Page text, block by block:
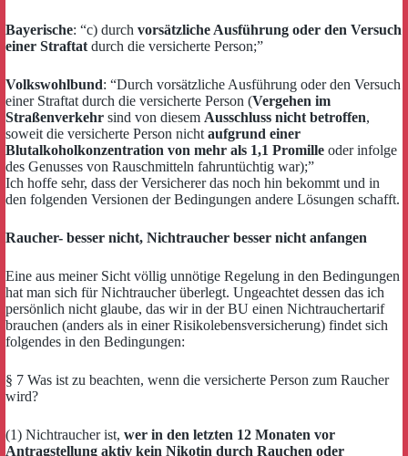
Bayerische: “c) durch vorsätzliche Ausführung oder den Versuch
einer Straftat durch die versicherte Person;”
Volkswohlbund: “Durch vorsätzliche Ausführung oder den Versuch
einer Straftat durch die versicherte Person (Vergehen im
Straßenverkehr sind von diesem Ausschluss nicht betroffen,
soweit die versicherte Person nicht aufgrund einer
Blutalkoholkonzentration von mehr als 1,1 Promille oder infolge
des Genusses von Rauschmitteln fahruntüchtig war);”
Ich hoffe sehr, dass der Versicherer das noch hin bekommt und in
den folgenden Versionen der Bedingungen andere Lösungen schafft.
Raucher- besser nicht, Nichtraucher besser nicht anfangen
Eine aus meiner Sicht völlig unnötige Regelung in den Bedingungen
hat man sich für Nichtraucher überlegt. Ungeachtet dessen das ich
persönlich nicht glaube, das wir in der BU einen Nichtrauchertarif
brauchen (anders als in einer Risikolebensversicherung) findet sich
folgendes in den Bedingungen:
§ 7 Was ist zu beachten, wenn die versicherte Person zum Raucher
wird?
(1) Nichtraucher ist, wer in den letzten 12 Monaten vor
Antragstellung aktiv kein Nikotin durch Rauchen oder